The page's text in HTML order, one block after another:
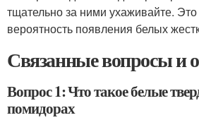
тщательно за ними ухаживайте. Это
вероятность появления белых
Связанные вопросы и
Вопрос 1: Что такое белые
помидорах